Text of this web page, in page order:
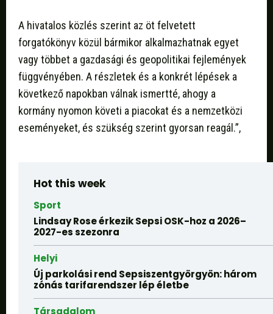
A hivatalos közlés szerint az öt felvetett
forgatókönyv közül bármikor alkalmazhatnak egyet
vagy többet a gazdasági és geopolitikai fejlemények
függvényében. A részletek és a konkrét lépések a
következő napokban válnak ismertté, ahogy a
kormány nyomon követi a piacokat és a nemzetközi
eseményeket, és szükség szerint gyorsan reagál.”,
Hot this week
Sport
Lindsay Rose érkezik Sepsi OSK-hoz a 2026–
2027-es szezonra
Helyi
Új parkolási rend Sepsiszentgyörgyön: három
zónás tarifarendszer lép életbe